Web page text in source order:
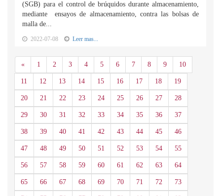
(SGB) para el control de brúquidos durante almacenamiento,
mediante ensayos de almacenamiento, contra las bolsas de
malla de...
2022-07-08 Leer mas...
«Anterior
1 2 3 4 5 6 7 8 9 10
11 12 13 14 15 16 17 18 19
20 21 22 23 24 25 26 27 28
29 30 31 32 33 34 35 36 37
38 39 40 41 42 43 44 45 46
47 48 49 50 51 52 53 54 55
56 57 58 59 60 61 62 63 64
65 66 67 68 69 70 71 72 73